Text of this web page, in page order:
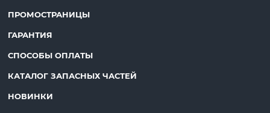
ПРОМОСТРАНИЦЫ
ГАРАНТИЯ
СПОСОБЫ ОПЛАТЫ
КАТАЛОГ ЗАПАСНЫХ ЧАСТЕЙ
НОВИНКИ